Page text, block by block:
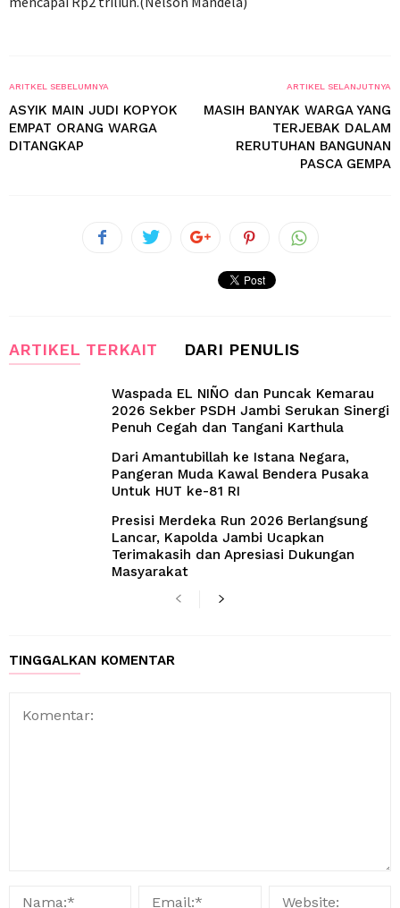
ARITKEL SEBELUMNYA
ASYIK MAIN JUDI KOPYOK
EMPAT ORANG WARGA
DITANGKAP
ARTIKEL SELANJUTNYA
MASIH BANYAK WARGA YANG
TERJEBAK DALAM
RERUTUHAN BANGUNAN
PASCA GEMPA
ARTIKEL TERKAIT DARI PENULIS
Waspada EL NIÑO dan Puncak Kemarau
2026 Sekber PSDH Jambi Serukan Sinergi
Penuh Cegah dan Tangani Karthula
Dari Amantubillah ke Istana Negara,
Pangeran Muda Kawal Bendera Pusaka
Untuk HUT ke-81 RI
Presisi Merdeka Run 2026 Berlangsung
Lancar, Kapolda Jambi Ucapkan
Terimakasih dan Apresiasi Dukungan
Masyarakat
TINGGALKAN KOMENTAR